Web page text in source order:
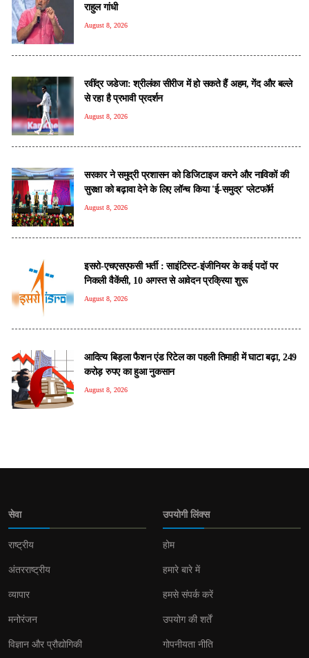
राहुल गांधी
August 8, 2026
रवींद्र जडेजा: श्रीलंका सीरीज में हो सकते हैं अहम, गेंद और बल्ले
से रहा है प्रभावी प्रदर्शन
August 8, 2026
सरकार ने समुद्री प्रशासन को डिजिटाइज करने और नाविकों की
सुरक्षा को बढ़ावा देने के लिए लॉन्च किया 'ई-समुद्र' प्लेटफॉर्म
August 8, 2026
इसरो-एचएसएफसी भर्ती : साइंटिस्ट-इंजीनियर के कई पदों पर
निकली वैकेंसी, 10 अगस्त से आवेदन प्रक्रिया शुरू
August 8, 2026
आदित्य बिड़ला फैशन एंड रिटेल का पहली तिमाही में घाटा बढ़ा, 249
करोड़ रुपए का हुआ नुकसान
August 8, 2026
सेवा
राष्ट्रीय
अंतरराष्ट्रीय
व्यापार
मनोरंजन
विज्ञान और प्रौद्योगिकी
उपयोगी लिंक्स
होम
हमारे बारे में
हमसे संपर्क करें
उपयोग की शर्तें
गोपनीयता नीति